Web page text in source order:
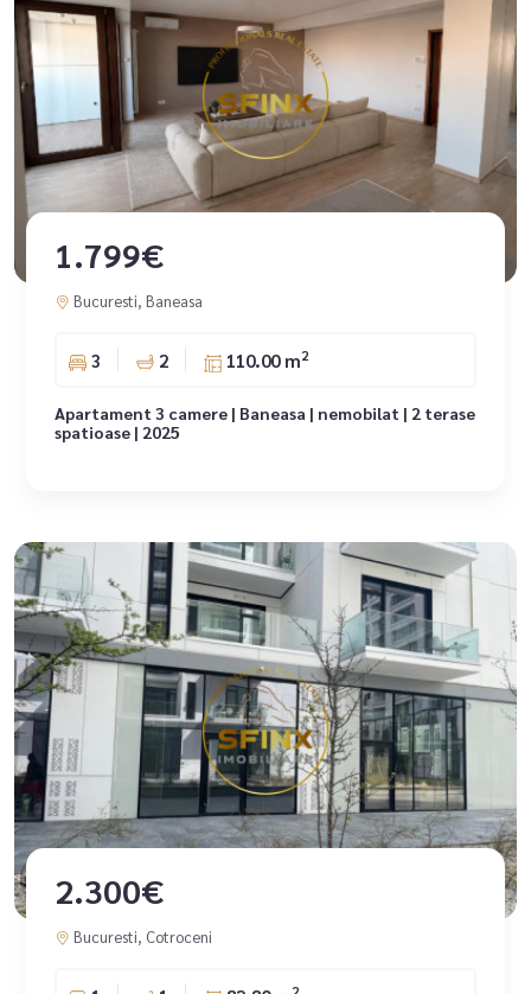
1.799€
Bucuresti, Baneasa
3 2 110.00 m2
Apartament 3 camere | Baneasa | nemobilat | 2 terase
spatioase | 2025
2.300€
Bucuresti, Cotroceni